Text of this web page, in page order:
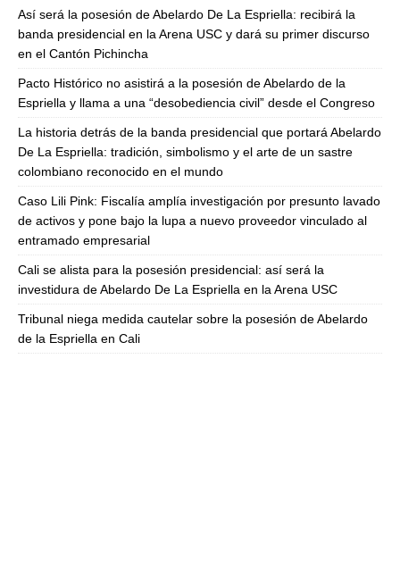
Así será la posesión de Abelardo De La Espriella: recibirá la
banda presidencial en la Arena USC y dará su primer discurso
en el Cantón Pichincha
Pacto Histórico no asistirá a la posesión de Abelardo de la
Espriella y llama a una “desobediencia civil” desde el Congreso
La historia detrás de la banda presidencial que portará Abelardo
De La Espriella: tradición, simbolismo y el arte de un sastre
colombiano reconocido en el mundo
Caso Lili Pink: Fiscalía amplía investigación por presunto lavado
de activos y pone bajo la lupa a nuevo proveedor vinculado al
entramado empresarial
Cali se alista para la posesión presidencial: así será la
investidura de Abelardo De La Espriella en la Arena USC
Tribunal niega medida cautelar sobre la posesión de Abelardo
de la Espriella en Cali